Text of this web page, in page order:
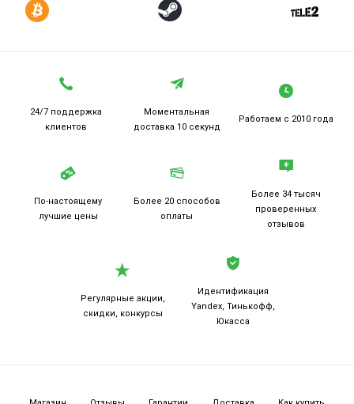
24/7 поддержка
клиентов
Моментальная
доставка 10 секунд
Работаем с 2010 года
По-настоящему
лучшие цены
Более 20 способов
оплаты
Более 34 тысяч
проверенных
отзывов
Регулярные акции,
скидки, конкурсы
Идентификация
Yandex, Тинькофф,
Юкасса